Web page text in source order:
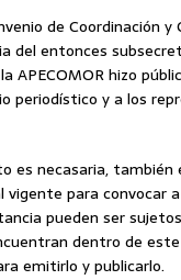
de Coordinación y
del entonces
APECOMOR hizo
periodístico y a los
es necasaria, también
para convocar
pueden ser
dentro de
emitirlo y publicarlo.